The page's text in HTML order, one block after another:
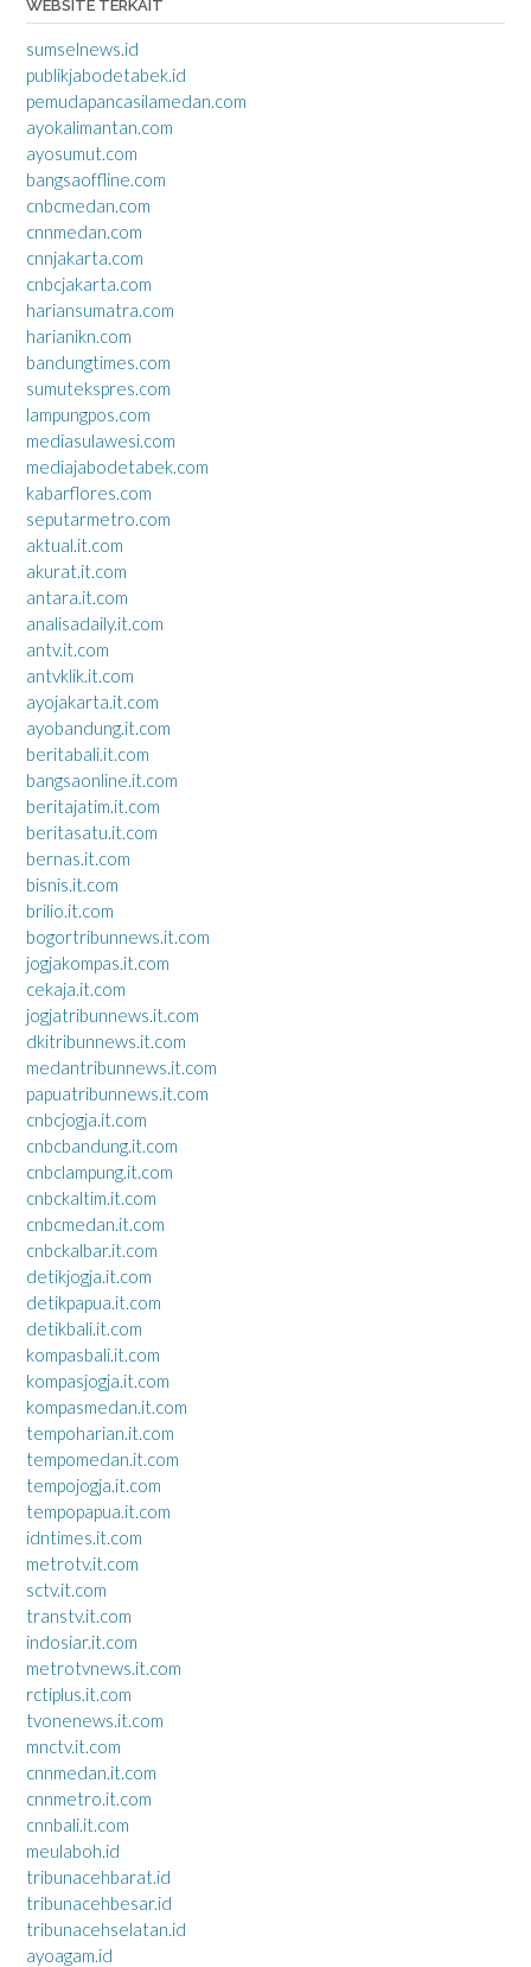
WEBSITE TERKAIT
sumselnews.id
publikjabodetabek.id
pemudapancasilamedan.com
ayokalimantan.com
ayosumut.com
bangsaoffline.com
cnbcmedan.com
cnnmedan.com
cnnjakarta.com
cnbcjakarta.com
hariansumatra.com
harianikn.com
bandungtimes.com
sumutekspres.com
lampungpos.com
mediasulawesi.com
mediajabodetabek.com
kabarflores.com
seputarmetro.com
aktual.it.com
akurat.it.com
antara.it.com
analisadaily.it.com
antv.it.com
antvklik.it.com
ayojakarta.it.com
ayobandung.it.com
beritabali.it.com
bangsaonline.it.com
beritajatim.it.com
beritasatu.it.com
bernas.it.com
bisnis.it.com
brilio.it.com
bogortribunnews.it.com
jogjakompas.it.com
cekaja.it.com
jogjatribunnews.it.com
dkitribunnews.it.com
medantribunnews.it.com
papuatribunnews.it.com
cnbcjogja.it.com
cnbcbandung.it.com
cnbclampung.it.com
cnbckaltim.it.com
cnbcmedan.it.com
cnbckalbar.it.com
detikjogja.it.com
detikpapua.it.com
detikbali.it.com
kompasbali.it.com
kompasjogja.it.com
kompasmedan.it.com
tempoharian.it.com
tempomedan.it.com
tempojogja.it.com
tempopapua.it.com
idntimes.it.com
metrotv.it.com
sctv.it.com
transtv.it.com
indosiar.it.com
metrotvnews.it.com
rctiplus.it.com
tvonenews.it.com
mnctv.it.com
cnnmedan.it.com
cnnmetro.it.com
cnnbali.it.com
meulaboh.id
tribunacehbarat.id
tribunacehbesar.id
tribunacehselatan.id
ayoagam.id